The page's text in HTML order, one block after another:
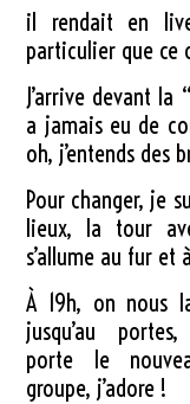
il rendait en
particulier que ce
J’arrive devant la
a jamais eu de
oh, j’entends des
Pour changer, je
lieux, la tour
s’allume au fur et
À 19h, on nous
jusqu’au
porte le
groupe, j’adore !